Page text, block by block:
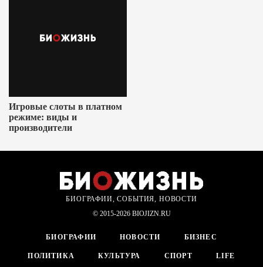
Игровые слоты в платном
режиме: виды и
производители
БИОГРАФИИ, СОБЫТИЯ, НОВОСТИ
© 2015-2026 BIOJIZN.RU
БИОГРАФИИ НОВОСТИ БИЗНЕС
ПОЛИТИКА КУЛЬТУРА СПОРТ LIFE